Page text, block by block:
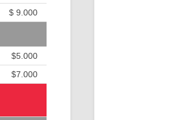
$ 9.000
$5.000
$7.000